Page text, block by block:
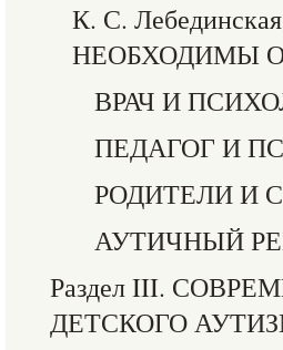
К. С.
НЕОБХОДИМЫ
ВРАЧ И
ПЕДАГОГ И
РОДИТЕЛИ И
АУТИЧНЫЙ
Раздел III.
ДЕТСКОГО